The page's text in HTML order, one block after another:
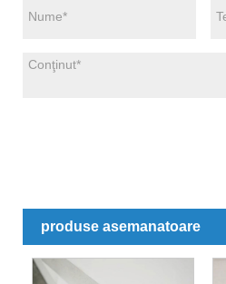
produse asemanatoare